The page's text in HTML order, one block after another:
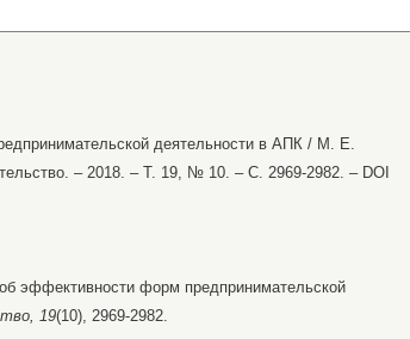
деятельности в АПК / М. Е.
– 2018. – Т. 19, № 10. – С. 2969-2982. – DOI
эффективности форм предпринимательской
19(10), 2969-2982.